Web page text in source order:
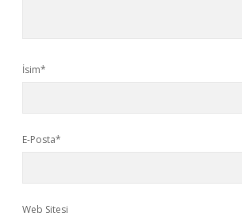
İsim*
E-Posta*
Web Sitesi